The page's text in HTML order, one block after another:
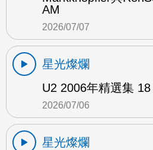
AM
2026/07/07
星光燦爛
U2 2006年精選集
2026/07/06
星光燦爛